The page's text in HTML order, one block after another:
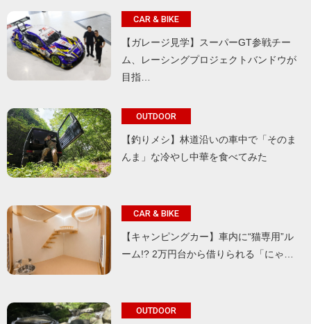
CAR & BIKE
【ガレージ見学】スーパーGT参戦チー
ム、レーシングプロジェクトバンドウが
目指…
OUTDOOR
【釣りメシ】林道沿いの車中で「そのま
んま」な冷やし中華を食べてみた
CAR & BIKE
【キャンピングカー】車内に“猫専用”ル
ーム!? 2万円台から借りられる「にゃ…
OUTDOOR